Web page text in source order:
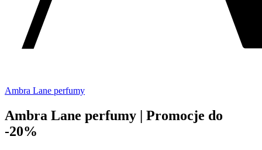
Ambra Lane perfumy
Ambra Lane perfumy | Promocje do
-20%